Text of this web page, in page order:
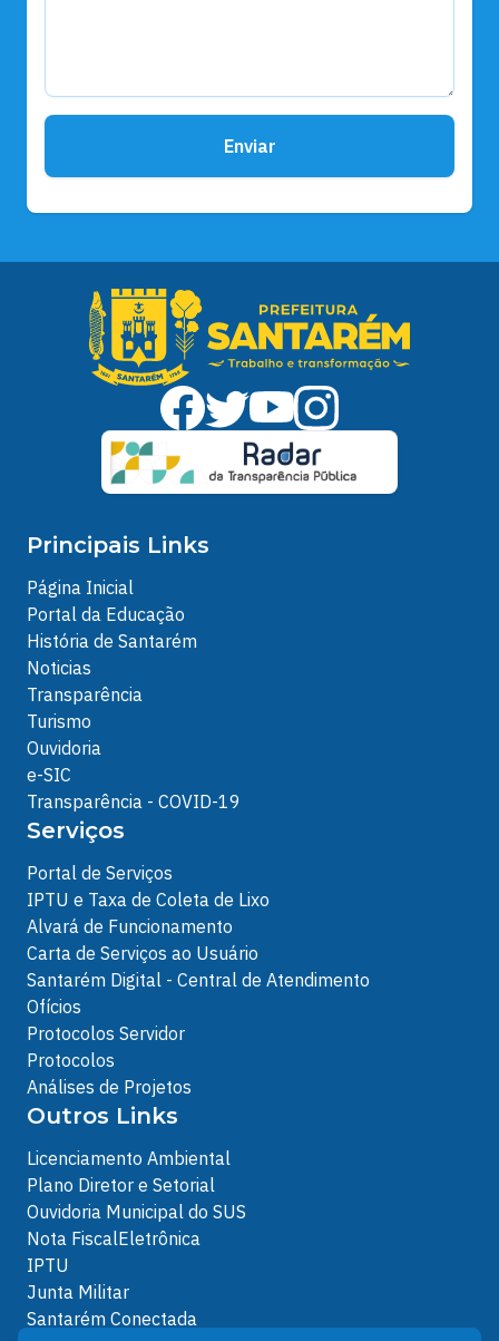
Enviar
Principais Links
Página Inicial
Portal da Educação
História de Santarém
Noticias
Transparência
Turismo
Ouvidoria
e-SIC
Transparência - COVID-19
Serviços
Portal de Serviços
IPTU e Taxa de Coleta de Lixo
Alvará de Funcionamento
Carta de Serviços ao Usuário
Santarém Digital - Central de Atendimento
Ofícios
Protocolos Servidor
Protocolos
Análises de Projetos
Outros Links
Licenciamento Ambiental
Plano Diretor e Setorial
Ouvidoria Municipal do SUS
Nota FiscalEletrônica
IPTU
Junta Militar
Santarém Conectada